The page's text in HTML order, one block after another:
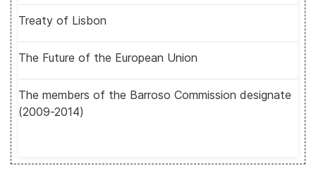
Treaty of Lisbon
The Future of the European Union
The members of the Barroso Commission designate
(2009-2014)